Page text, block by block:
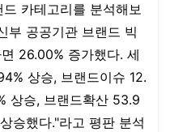
카테고리를 분석해보
부 공공기관 브랜드 빅
26.00% 증가했다. 세
상승, 브랜드이슈 12.
상승, 브랜드확산 53.9
승했다."라고 평판 분석